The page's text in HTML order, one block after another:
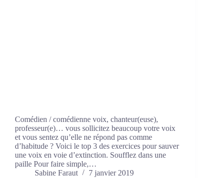
Comédien / comédienne voix, chanteur(euse),
professeur(e)… vous sollicitez beaucoup votre voix
et vous sentez qu’elle ne répond pas comme
d’habitude ? Voici le top 3 des exercices pour sauver
une voix en voie d’extinction. Soufflez dans une
paille Pour faire simple,…
Sabine Faraut
7 janvier 2019